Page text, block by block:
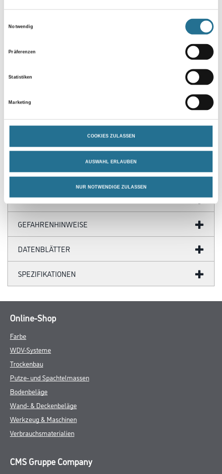
Notwendig
Präferenzen
Statistiken
Marketing
COOKIES ZULASSEN
AUSWAHL ERLAUBEN
NUR NOTWENDIGE ZULASSEN
PRODUKTEIGENSCHAFTEN
Produkteigenschaft
- Tuchgröße: ca. 20 x 25 cm
ZUSATZINFOS
GEFAHRENHINWEISE
DATENBLÄTTER
SPEZIFIKATIONEN
Online-Shop
Farbe
WDV-Systeme
Trockenbau
Putze- und Spachtelmassen
Bodenbeläge
Wand- & Deckenbeläge
Werkzeug & Maschinen
Verbrauchsmaterialien
CMS Gruppe Company